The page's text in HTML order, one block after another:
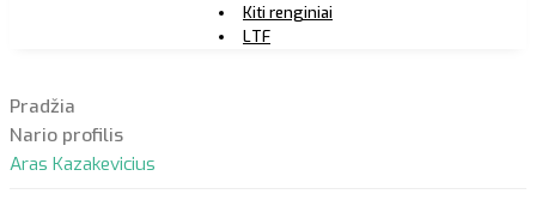
Kiti renginiai
LTF
Pradžia
Nario profilis
Aras Kazakevicius